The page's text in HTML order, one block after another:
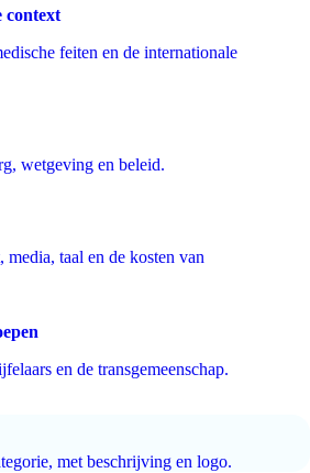
context
feiten en de internationale
wetgeving en beleid.
taal en de kosten van
en de transgemeenschap.
met beschrijving en logo.